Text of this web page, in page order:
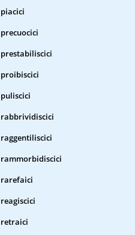
piacici
precuocici
prestabiliscici
proibiscici
puliscici
rabbrividiscici
raggentiliscici
rammorbidiscici
rarefaici
reagiscici
retraici